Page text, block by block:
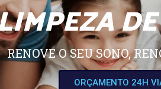
RENOVE O SEU SONO,
ORÇAMENTO 24H